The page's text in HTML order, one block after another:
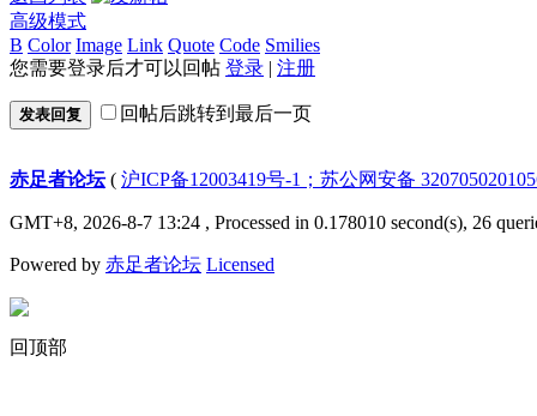
高级模式
B Color Image Link Quote Code Smilies
您需要登录后才可以回帖 登录 | 注册
发表回复 回帖后跳转到最后一页
赤足者论坛( 沪ICP备12003419号-1；苏公网安备
GMT+8, 2026-8-7 13:24 , Processed in 0.178010 second(s), 26
Powered by 赤足者论坛 Licensed
回顶部